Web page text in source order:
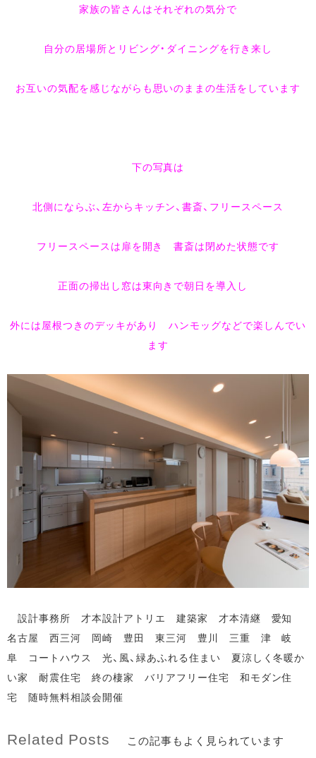
家族の皆さんはそれぞれの気分で
自分の居場所とリビング・ダイニングを行き来し
お互いの気配を感じながらも思いのままの生活をしています
下の写真は
北側にならぶ、左からキッチン、書斎、フリースペース
フリースペースは扉を開き 書斎は閉めた状態です
正面の掃出し窓は東向きで朝日を導入し
外には屋根つきのデッキがあり ハンモッグなどで楽しんでい
ます
設計事務所 才本設計アトリエ 建築家 才本清継 愛知
名古屋 西三河 岡崎 豊田 東三河 豊川 三重 津 岐
阜 コートハウス 光、風、緑あふれる住まい 夏涼しく冬暖か
い家 耐震住宅 終の棲家 バリアフリー住宅 和モダン住
宅 随時無料相談会開催
Related Posts この記事もよく見られています